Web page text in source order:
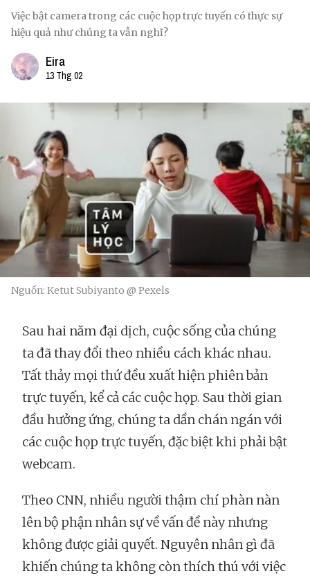
Việc bật camera trong các cuộc họp trực tuyến có thực sự
hiệu quả như chúng ta vẫn nghĩ?
Eira
13 Thg 02
Nguồn: Ketut Subiyanto @ Pexels
Sau hai năm đại dịch, cuộc sống của chúng
ta đã thay đổi theo nhiều cách khác nhau.
Tất thảy mọi thứ đều xuất hiện phiên bản
trực tuyến, kể cả các cuộc họp. Sau thời gian
đầu hưởng ứng, chúng ta dần chán ngán với
các cuộc họp trực tuyến, đặc biệt khi phải bật
webcam.
Theo CNN, nhiều người thậm chí phàn nàn
lên bộ phận nhân sự về vấn đề này nhưng
không được giải quyết. Nguyên nhân gì đã
khiến chúng ta không còn thích thú với việc